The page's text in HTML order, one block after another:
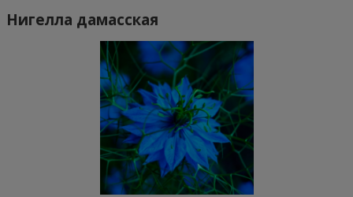
Нигелла дамасская